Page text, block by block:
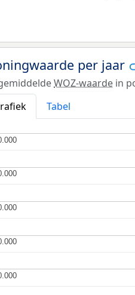
per jaar
WOZ-waarde in
Tabel